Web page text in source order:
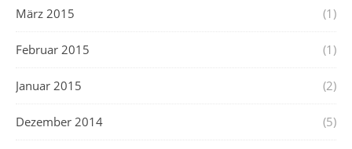
März 2015 (1)
Februar 2015 (1)
Januar 2015 (2)
Dezember 2014 (5)